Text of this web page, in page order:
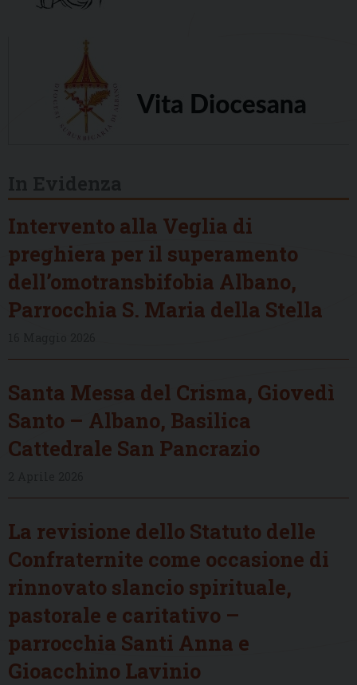
Intervento alla Veglia di
preghiera per il superamento
dell’omotransbifobia Albano,
Parrocchia S. Maria della Stella
Santa Messa del Crisma, Giovedì
Santo – Albano, Basilica
Cattedrale San Pancrazio
La revisione dello Statuto delle
Confraternite come occasione di
rinnovato slancio spirituale,
pastorale e caritativo –
parrocchia Santi Anna e
Gioacchino Lavinio